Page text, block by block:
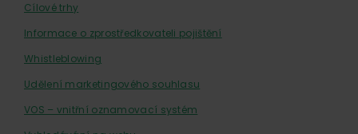
Cílové trhy
Informace o zprostředkovateli pojištění
Whistleblowing
Udělení marketingového souhlasu
VOS – vnitřní oznamovací systém